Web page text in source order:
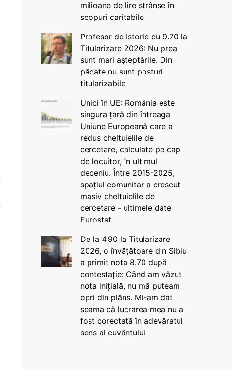
milioane de lire strânse în
scopuri caritabile
Profesor de Istorie cu 9.70 la
Titularizare 2026: Nu prea
sunt mari așteptările. Din
păcate nu sunt posturi
titularizabile
Unici în UE: România este
singura țară din întreaga
Uniune Europeană care a
redus cheltuielile de
cercetare, calculate pe cap
de locuitor, în ultimul
deceniu. Între 2015-2025,
spațiul comunitar a crescut
masiv cheltuielile de
cercetare - ultimele date
Eurostat
De la 4.90 la Titularizare
2026, o învățătoare din Sibiu
a primit nota 8.70 după
contestație: Când am văzut
nota inițială, nu mă puteam
opri din plâns. Mi-am dat
seama că lucrarea mea nu a
fost corectată în adevăratul
sens al cuvântului